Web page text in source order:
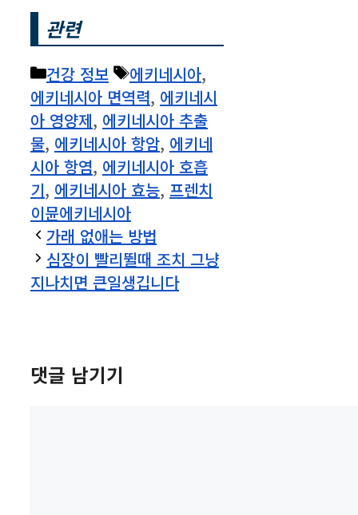
관련
카
테
고
리
건강 정보
태
그
에키네시아,
에키네시아 면역력, 에키네시
아 영양제, 에키네시아 추출
물, 에키네시아 항암, 에키네
시아 항염, 에키네시아 호흡
기, 에키네시아 효능, 프렌치
이뮨에키네시아
가래 없애는 방법
심장이 빨리뛸때 조치 그냥
지나치면 큰일생깁니다
댓글 남기기